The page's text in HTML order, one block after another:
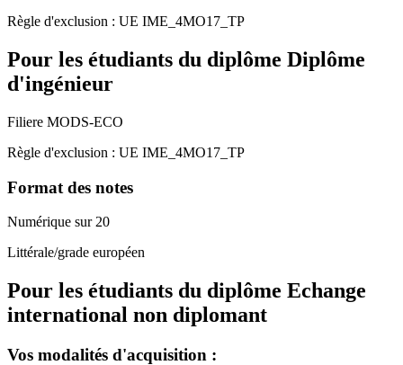
Règle d'exclusion : UE IME_4MO17_TP
Pour les étudiants du diplôme Diplôme
d'ingénieur
Filiere MODS-ECO
Règle d'exclusion : UE IME_4MO17_TP
Format des notes
Numérique sur 20
Littérale/grade européen
Pour les étudiants du diplôme Echange
international non diplomant
Vos modalités d'acquisition :